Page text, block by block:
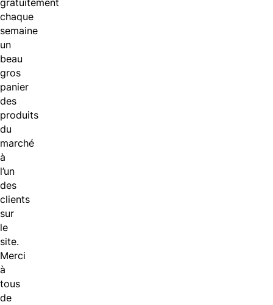
gratuitement
chaque
semaine
un
beau
gros
panier
des
produits
du
marché
à
l’un
des
clients
sur
le
site.
Merci
à
tous
de